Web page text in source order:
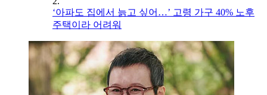
‘아파도 집에서 늙고 싶어…’ 고령 가구 40% 노후
주택이라 어려워